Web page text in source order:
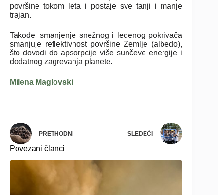
površine tokom leta i postaje sve tanji i manje
trajan.
Takođe, smanjenje snežnog i ledenog pokrivača
smanjuje reflektivnost površine Zemlje (albedo),
što dovodi do apsorpcije više sunčeve energije i
dodatnog zagrevanja planete.
Milena Maglovski
PRETHODNI SLEDEĆI
Povezani članci